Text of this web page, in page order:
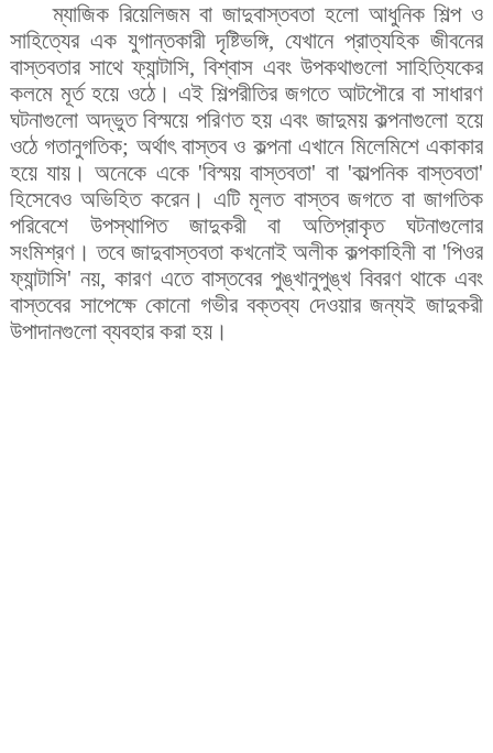
ম্যাজিক রিয়েলিজম বা জাদুবাস্তবতা হলো আধুনিক শিল্প ও
সাহিত্যের এক যুগান্তকারী দৃষ্টিভঙ্গি, যেখানে প্রাত্যহিক জীবনের
বাস্তবতার সাথে ফ্যান্টাসি, বিশ্বাস এবং উপকথাগুলো সাহিত্যিকের
কলমে মূর্ত হয়ে ওঠে। এই শিল্পরীতির জগতে আটপৌরে বা সাধারণ
ঘটনাগুলো অদ্ভুত বিস্ময়ে পরিণত হয় এবং জাদুময় কল্পনাগুলো হয়ে
ওঠে গতানুগতিক; অর্থাৎ বাস্তব ও কল্পনা এখানে মিলেমিশে একাকার
হয়ে যায়। অনেকে একে 'বিস্ময় বাস্তবতা' বা 'কাল্পনিক বাস্তবতা'
হিসেবেও অভিহিত করেন। এটি মূলত বাস্তব জগতে বা জাগতিক
পরিবেশে উপস্থাপিত জাদুকরী বা অতিপ্রাকৃত ঘটনাগুলোর
সংমিশ্রণ। তবে জাদুবাস্তবতা কখনোই অলীক কল্পকাহিনী বা 'পিওর
ফ্যান্টাসি' নয়, কারণ এতে বাস্তবের পুঙ্খানুপুঙ্খ বিবরণ থাকে এবং
বাস্তবের সাপেক্ষে কোনো গভীর বক্তব্য দেওয়ার জন্যই জাদুকরী
উপাদানগুলো ব্যবহার করা হয়।